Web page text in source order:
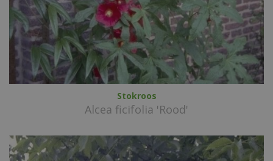
Stokroos
Alcea ficifolia 'Rood'